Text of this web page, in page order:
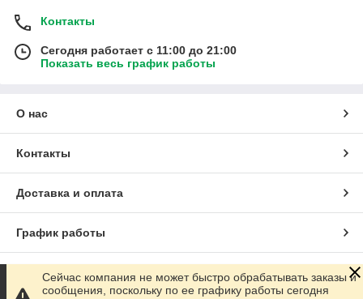
Контакты
Сегодня работает с 11:00 до 21:00
Показать весь график работы
О нас
Контакты
Доставка и оплата
График работы
Полная версия сайта
Сейчас компания не может быстро обрабатывать заказы и
сообщения, поскольку по ее графику работы сегодня